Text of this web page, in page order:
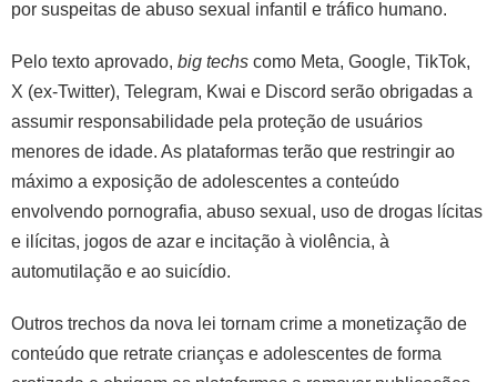
por suspeitas de abuso sexual infantil e tráfico humano.
Pelo texto aprovado, big techs como Meta, Google, TikTok,
X (ex-Twitter), Telegram, Kwai e Discord serão obrigadas a
assumir responsabilidade pela proteção de usuários
menores de idade. As plataformas terão que restringir ao
máximo a exposição de adolescentes a conteúdo
envolvendo pornografia, abuso sexual, uso de drogas lícitas
e ilícitas, jogos de azar e incitação à violência, à
automutilação e ao suicídio.
Outros trechos da nova lei tornam crime a monetização de
conteúdo que retrate crianças e adolescentes de forma